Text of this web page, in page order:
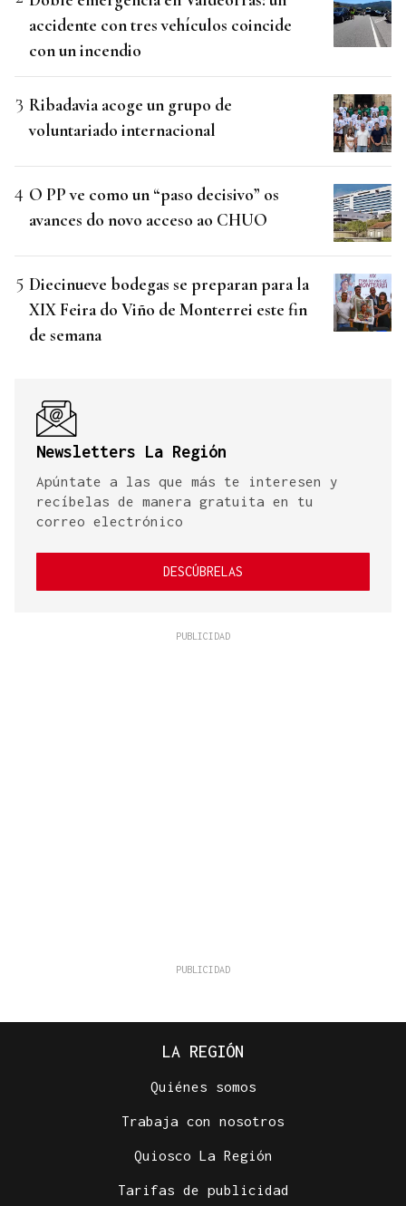
accidente con tres vehículos coincide
con un incendio
Ribadavia acoge un grupo de
voluntariado internacional
O PP ve como un “paso decisivo” os
avances do novo acceso ao CHUO
Diecinueve bodegas se preparan para la
XIX Feira do Viño de Monterrei este fin
de semana
Newsletters La Región
Apúntate a las que más te interesen y
recíbelas de manera gratuita en tu
correo electrónico
DESCÚBRELAS
LA REGIÓN
Quiénes somos
Trabaja con nosotros
Quiosco La Región
Tarifas de publicidad